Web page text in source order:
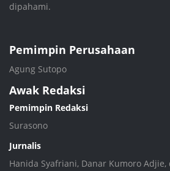
dipahami.
Pemimpin Perusahaan
Agung Sutopo
Awak Redaksi
Pemimpin Redaksi
Surasono
Jurnalis
Hanida Syafriani, Danar Kumoro Adjie,